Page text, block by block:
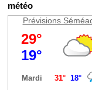
météo
Prévisions